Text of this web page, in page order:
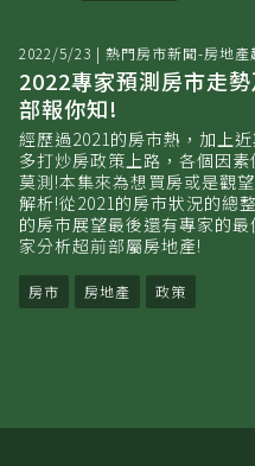
2022/5/23 | 熱門房市新聞-房地產
2022專家預測房市走
部報你知!
經歷過2021的房市熱，加上
多打炒房政策上路，各個因
莫測!本集來為想買房或是觀
解析!從2021的房市狀況的總
的房市展望最後還有專家的
家分析超前部屬房地產!
房市 房地產 政策